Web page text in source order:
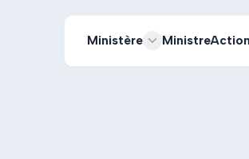
Ministère Ministre